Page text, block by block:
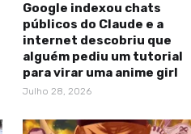
Google indexou chats
públicos do Claude e a
internet descobriu que
alguém pediu um tutorial
para virar uma anime girl
Julho 28, 2026